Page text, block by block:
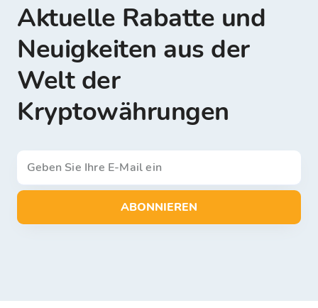
Aktuelle Rabatte und
Neuigkeiten aus der
Welt der
Kryptowährungen
ABONNIEREN